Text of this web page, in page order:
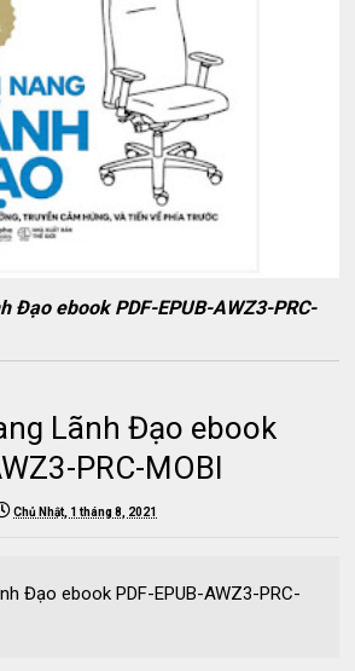
Đạo ebook PDF-EPUB-AWZ3-PRC-
Lãnh Đạo ebook
PRC-MOBI
Chủ Nhật, 1 tháng 8, 2021
Đạo ebook PDF-EPUB-AWZ3-PRC-